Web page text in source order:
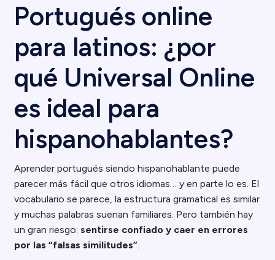
Portugués online
para latinos: ¿por
qué Universal Online
es ideal para
hispanohablantes?
Aprender portugués siendo hispanohablante puede
parecer más fácil que otros idiomas… y en parte lo es. El
vocabulario se parece, la estructura gramatical es similar
y muchas palabras suenan familiares. Pero también hay
un gran riesgo:sentirse confiado y caer en errores
por las “falsas similitudes”.